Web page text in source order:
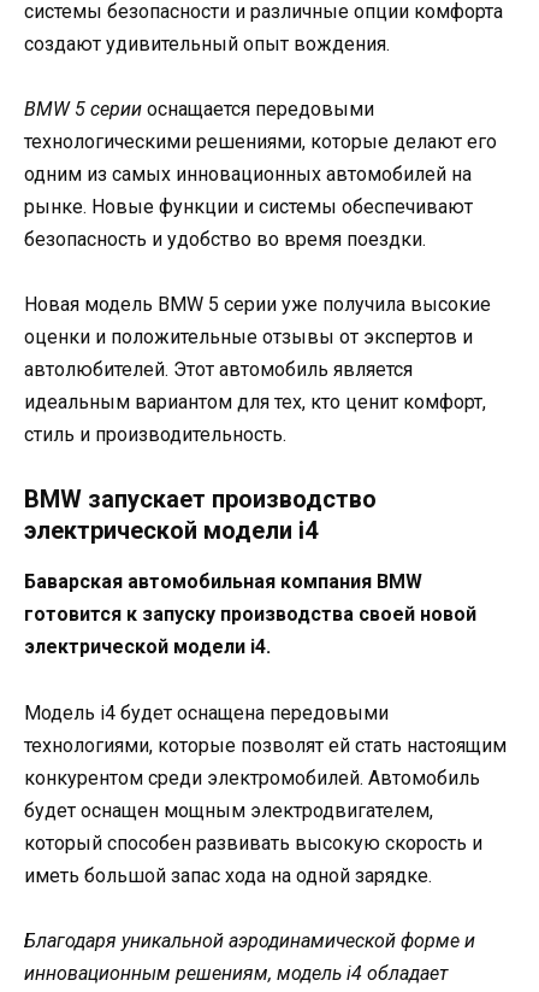
системы безопасности и различные опции комфорта
создают удивительный опыт вождения.
BMW 5 серии оснащается передовыми
технологическими решениями, которые делают его
одним из самых инновационных автомобилей на
рынке. Новые функции и системы обеспечивают
безопасность и удобство во время поездки.
Новая модель BMW 5 серии уже получила высокие
оценки и положительные отзывы от экспертов и
автолюбителей. Этот автомобиль является
идеальным вариантом для тех, кто ценит комфорт,
стиль и производительность.
BMW запускает производство
электрической модели i4
Баварская автомобильная компания BMW
готовится к запуску производства своей новой
электрической модели i4.
Модель i4 будет оснащена передовыми
технологиями, которые позволят ей стать настоящим
конкурентом среди электромобилей. Автомобиль
будет оснащен мощным электродвигателем,
который способен развивать высокую скорость и
иметь большой запас хода на одной зарядке.
Благодаря уникальной аэродинамической форме и
инновационным решениям, модель i4 обладает